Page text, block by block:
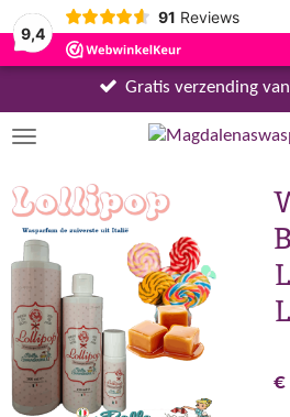
9,4
91 Reviews
Gratis verzending
€